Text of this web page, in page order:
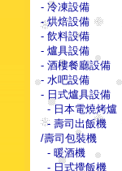
- 冷凍設備
- 烘焙設備
- 飲料設備
- 爐具設備
- 酒樓餐廳設備
- 水吧設備
- 日式爐具設備
- 日本電燒烤爐
- 壽司出飯機
/壽司包裝機
- 暖酒機
- 日式攪飯機